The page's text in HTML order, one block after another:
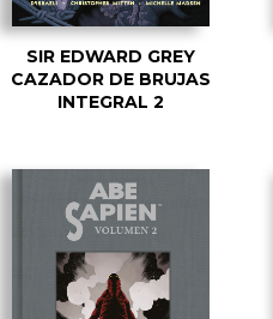
SIR EDWARD GREY
CAZADOR DE BRUJAS
INTEGRAL 2